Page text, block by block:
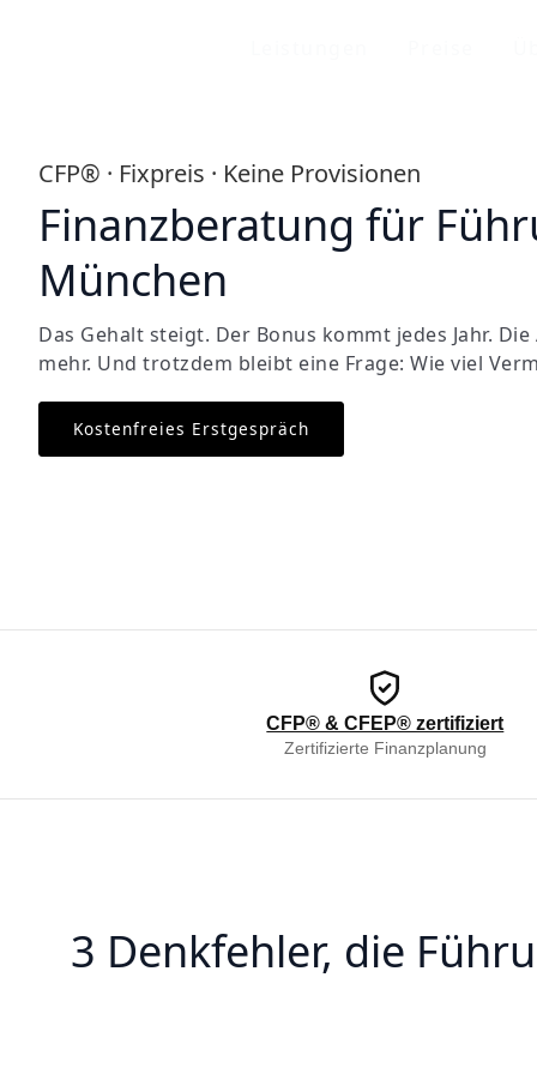
CFP® · Fixpreis · Keine Provisionen
Finanzberatung für
München
Das Gehalt steigt. Der Bonus kommt jedes Jahr.
mehr. Und trotzdem bleibt eine Frage: Wie viel
Kostenfreies Erstgespräch
CFP® & CFEP® zertifiziert
Zertifizierte Finanzplanung
3 Denkfehler, die